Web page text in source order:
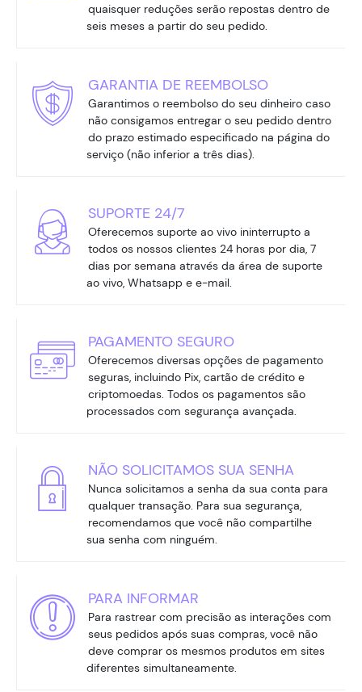
quaisquer reduções serão repostas dentro de
seis meses a partir do seu pedido.
GARANTIA DE REEMBOLSO
Garantimos o reembolso do seu dinheiro caso
não consigamos entregar o seu pedido dentro
do prazo estimado especificado na página do
serviço (não inferior a três dias).
SUPORTE 24/7
Oferecemos suporte ao vivo ininterrupto a
todos os nossos clientes 24 horas por dia, 7
dias por semana através da área de suporte
ao vivo, Whatsapp e e-mail.
PAGAMENTO SEGURO
Oferecemos diversas opções de pagamento
seguras, incluindo Pix, cartão de crédito e
criptomoedas. Todos os pagamentos são
processados com segurança avançada.
NÃO SOLICITAMOS SUA SENHA
Nunca solicitamos a senha da sua conta para
qualquer transação. Para sua segurança,
recomendamos que você não compartilhe
sua senha com ninguém.
PARA INFORMAR
Para rastrear com precisão as interações com
seus pedidos após suas compras, você não
deve comprar os mesmos produtos em sites
diferentes simultaneamente.